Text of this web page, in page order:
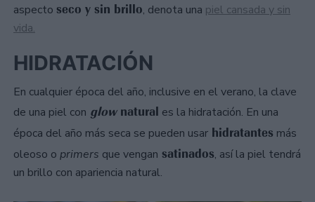
aspecto seco y sin brillo, denota una piel cansada y sin
vida.
HIDRATACIÓN
En cualquier época del año, inclusive en el verano, la clave
de una piel con glow natural es la hidratación. En una
época del año más seca se pueden usar hidratantes más
oleoso o primers que vengan satinados, así la piel tendrá
un brillo con apariencia natural.